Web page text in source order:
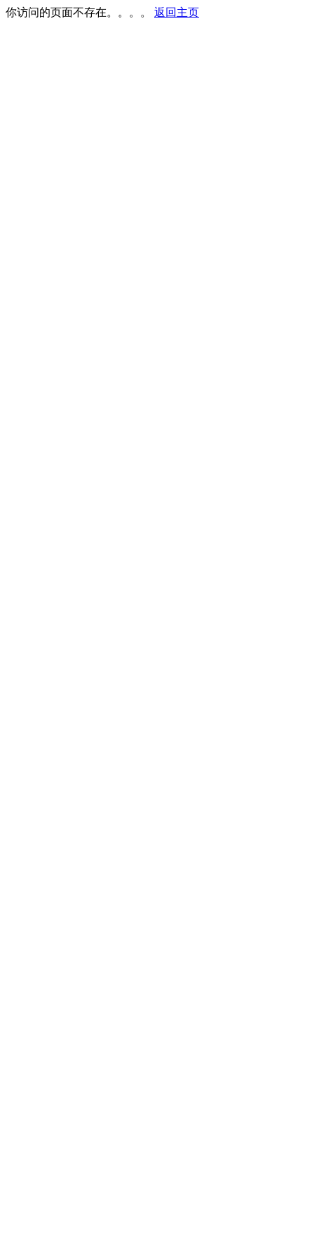
你访问的页面不存在。。。。 返回主页